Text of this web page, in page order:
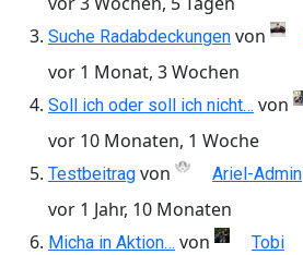
Suche Radabdeckungen von
vor 1 Monat, 3 Wochen
Soll ich oder soll ich nicht… von
vor 10 Monaten, 1 Woche
Testbeitrag von Ariel-Admin
vor 1 Jahr, 10 Monaten
Micha in Aktion… von Tobi